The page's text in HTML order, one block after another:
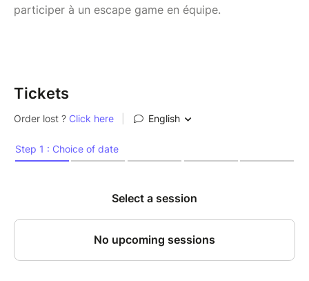
participer à un escape game en équipe.
Tickets